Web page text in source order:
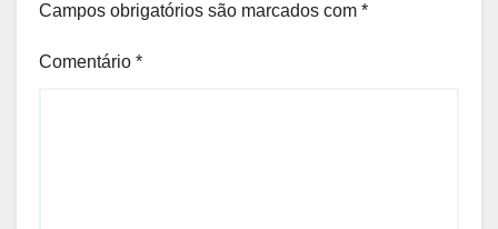
Campos obrigatórios são marcados com *
Comentário *